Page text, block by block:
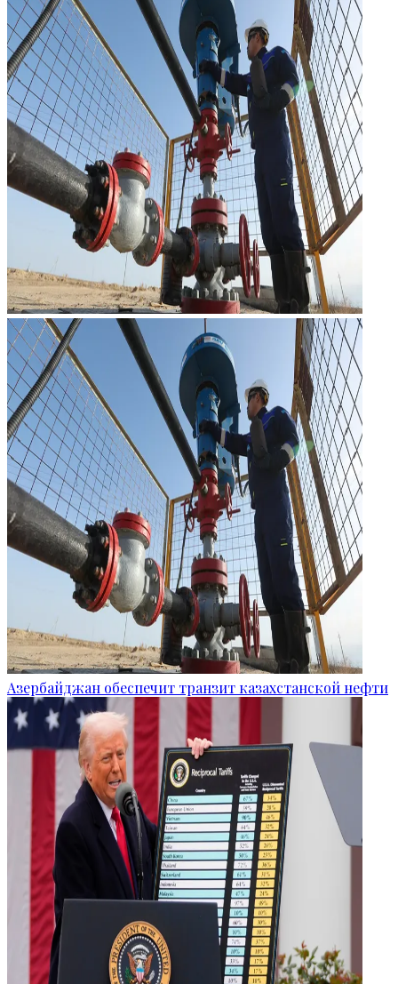
Азербайджан обеспечит транзит казахстанской нефти